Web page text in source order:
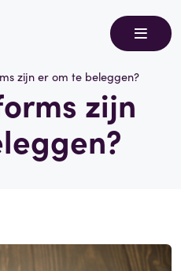
zijn er om te beleggen?
zijn